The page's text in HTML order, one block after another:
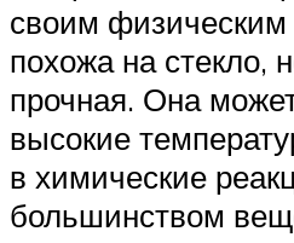
своим физическим
похожа на стекло,
прочная. Она
высокие
в химические
большинством